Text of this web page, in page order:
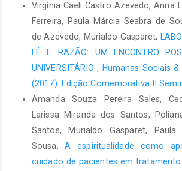
Virgínia Caeli Castro Azevedo, Anna
Ferreira, Paula Márcia Seabra de
de Azevedo, Murialdo Gasparet,
FÉ E RAZÃO: UM ENCONTRO
UNIVERSITÁRIO, Humanas Sociais
(2017): Edição Comemorativa II
Amanda Souza Pereira Sales,
Larissa Miranda dos Santos,
Santos, Murialdo Gasparet,
Sousa,A espiritualidade como
cuidado de pacientes em